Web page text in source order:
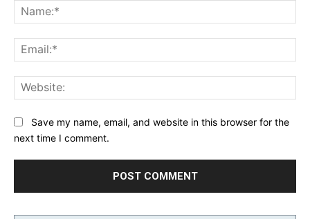
Save my name, email, and website in this browser for the
next time I comment.